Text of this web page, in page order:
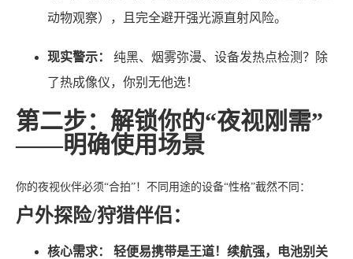
动物观察），且完全避开强光源直射风险。
现实警示：
纯黑、烟雾弥漫、设备发热点检测？除
了热成像仪，你别无他选！
第二步：解锁你的“夜视刚需”
——明确使用场景
你的夜视伙伴必须“合拍”！不同用途的设备“性格”截然不同：
户外探险/狩猎伴侣：
核心需求：
轻便易携带是王道！续航强，电池别关